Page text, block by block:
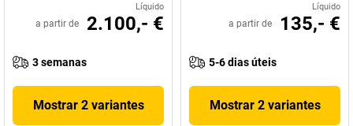
Líquido
a partir de 2.100,- €
3 semanas
Mostrar 2 variantes
Líquido
a partir de 135,- €
5-6 dias úteis
Mostrar 2 variantes